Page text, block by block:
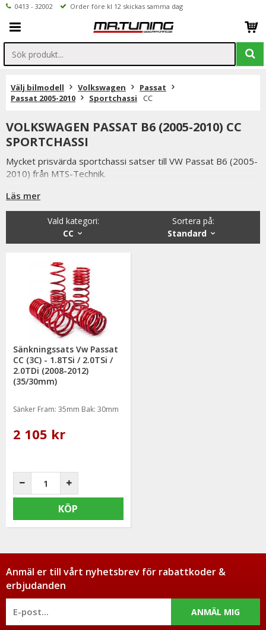
0413 - 32002 Order före kl 12 skickas samma dag
Välj bilmodell Volkswagen
Passat
Passat 2005-2010
Sportchassi CC
VOLKSWAGEN PASSAT B6 (2005-2010) CC
SPORTCHASSI
Mycket prisvärda sportchassi satser till VW Passat B6 (2005-
2010) från MTS-Technik.
I satserna ingår sänkningsfjädrar samt sportstötdämpare
Du har alltid 14 dagars returrätt och om du har några frågor
får du gärna kontakta oss då vi själva har ett brinnande
intresse för bilstyling & biltuning och svarar gladeligen på era
telefon: 0413-32002. Ni når oss även via
mail: info@mrtuning.se
Läs mer
Sortera på:
Standard
Vald kategori:
CC
Sänkningssats Vw Passat
CC (3C) - 1.8TSi / 2.0TSi /
2.0TDi (2008-2012)
(35/30mm)
Sänker Fram: 35mm Bak: 30mm
2 105 kr
KÖP
Anmäl er till vårt nyhetsbrev för rabattkoder &
erbjudanden
ANMÄL MIG